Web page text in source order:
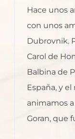
Hace unos
con unos
Dubrovnik.
Carol de
Balbina de
España, y
animamos
Goran, que